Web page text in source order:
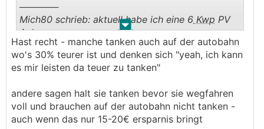
. .
──────
Mich80 schrieb: aktuell habe ich eine 6 Kwp PV
Anlage.
Wie gross sollte der Speicher dafür maximal sein
um den Eigenverbrauch zu optimieren?
───────────────
hallo, @Mich80 - ich hatte zuerst eine 7,6kwp
anlage und dann einen 5,2kwh speicher
dazugekauft
Hast recht - manche tanken auch auf der autobahn
wo's 30% teurer ist und denken sich "yeah, ich kann
es mir leisten da teuer zu tanken"
andere sagen halt sie tanken bevor sie wegfahren
voll und brauchen auf der autobahn nicht tanken -
auch wenn das nur 15-20€ ersparnis bringt